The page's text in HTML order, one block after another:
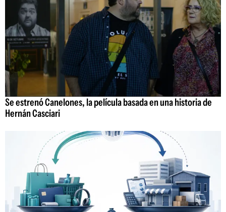
Se estrenó Canelones, la película basada en una historia de
Hernán Casciari